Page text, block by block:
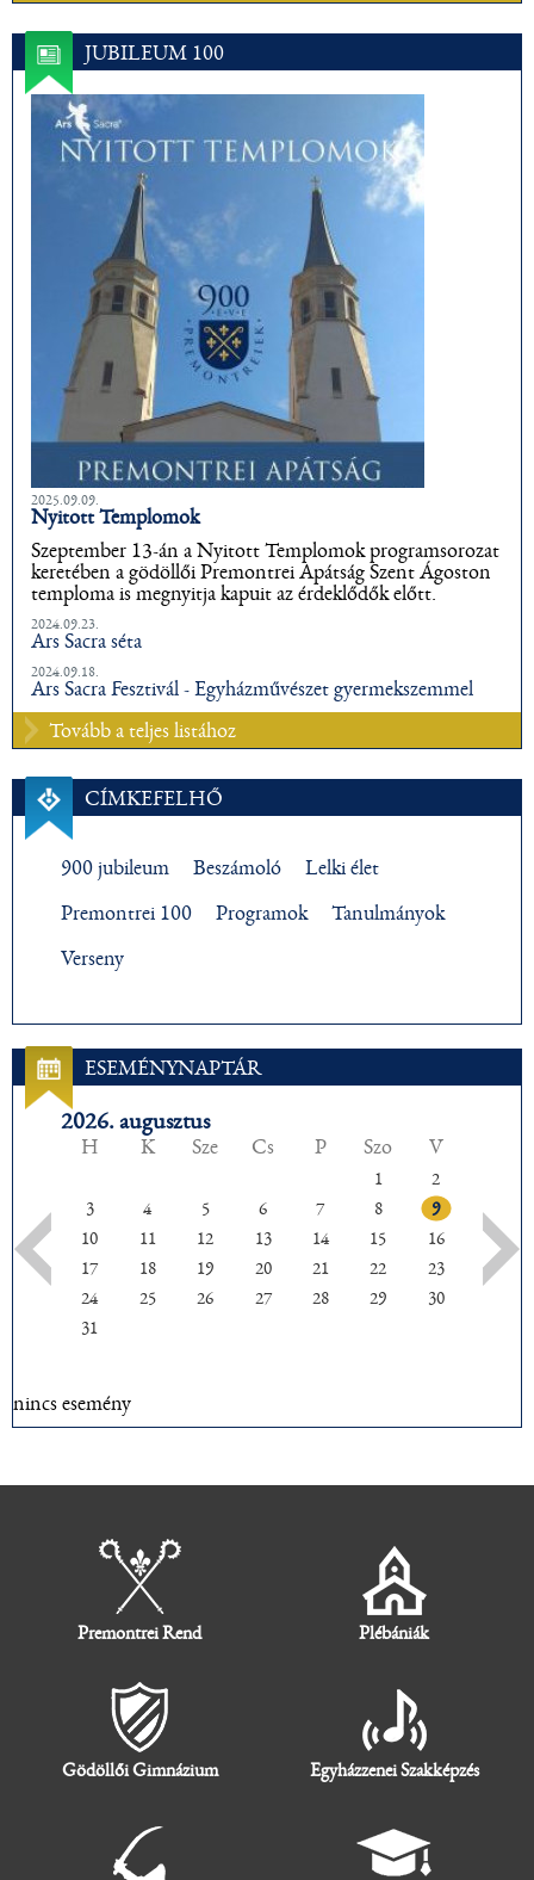
JUBILEUM 100
2025.09.09.
Nyitott Templomok
Szeptember 13-án a Nyitott Templomok programsorozat
keretében a gödöllői Premontrei Apátság Szent Ágoston
temploma is megnyitja kapuit az érdeklődők előtt.
2024.09.23.
Ars Sacra séta
2024.09.18.
Ars Sacra Fesztivál - Egyházművészet gyermekszemmel
Tovább a teljes listához
CÍMKEFELHŐ
900 jubileum Beszámoló Lelki élet
Premontrei 100 Programok Tanulmányok
Verseny
ESEMÉNYNAPTÁR
2026. augusztus
H K Sze Cs P Szo V
1
2
3
4 5 6 7 8
9
10
11 12 13 14 15
16
17
18 19 20 21 22
23
24
25 26 27 28 29
30
31
nincs esemény
Premontrei Rend Plébániák
Gödöllői Gimnázium Egyházzenei Szakképzés